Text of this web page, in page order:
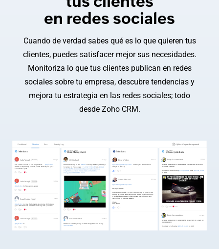
en redes sociales
Cuando de verdad sabes qué es lo que quieren tus
clientes, puedes satisfacer mejor sus necesidades.
Monitoriza lo que tus clientes publican en redes
sociales sobre tu empresa, descubre tendencias y
mejora tu estrategia en las redes sociales; todo
desde Zoho CRM.